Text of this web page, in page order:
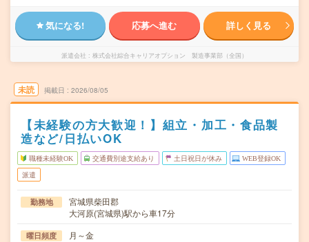
気になる! 応募へ進む 詳しく見る
派遣会社 株式会社綜合キャリアオプション 製造事業部（全国）
未読 掲載日 2026/08/05
【未経験の方大歓迎！】組立・加工・食品製
造など/日払いOK
職種未経験OK 交通費別途支給あり 土日祝日が休み WEB登録OK
派遣
勤務地
宮城県柴田郡
大河原(宮城県)駅から車17分
曜日頻度 月～金